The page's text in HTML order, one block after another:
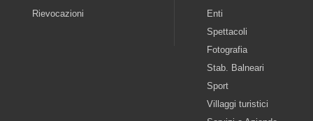
Rievocazioni
Enti
Spettacoli
Fotografia
Stab. Balneari
Sport
Villaggi turistici